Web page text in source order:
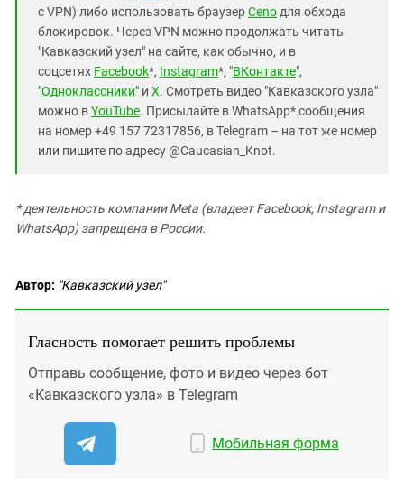
с VPN) либо использовать браузерCeno для обхода
блокировок. Через VPN можно продолжать читать
"Кавказский узел" на сайте, как обычно, и в
соцсетях Facebook*, Instagram*, "ВКонтакте",
"Одноклассники" и X. Смотреть видео "Кавказского узла"
можно вYouTube. Присылайте в WhatsApp* сообщения
на номер +49 157 72317856, в Telegram – на тот же номер
или пишите по адресу @Caucasian_Knot.
*деятельность компании Meta (владеет Facebook, Instagram и
WhatsApp) запрещена в России.
Автор: "Кавказский узел"
Гласность помогает решить проблемы
Отправь сообщение, фото и видео через бот
«Кавказского узла» в Telegram
Мобильная форма